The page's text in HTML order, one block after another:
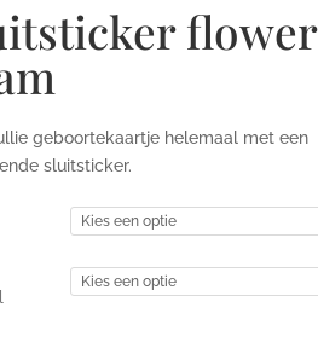
flower
geboortekaartje helemaal met een
sluitsticker.